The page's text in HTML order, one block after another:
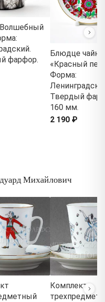
фарфор.
Блюдце
«Красный
Форма:
Твердый
160 мм.
2 190 ₽
Михайлович
Комплект